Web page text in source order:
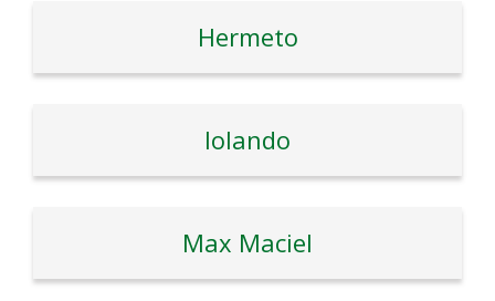
Hermeto
Iolando
Max Maciel